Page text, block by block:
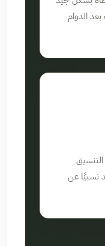
الدوام
التنسيق
نسبيًا عن